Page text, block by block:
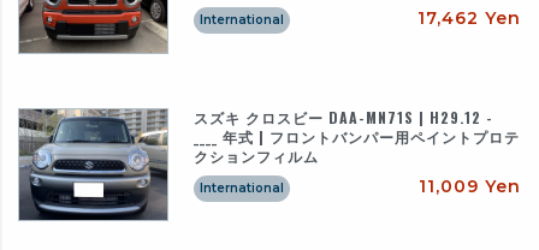
International 17,462 Yen
スズキ クロスビー DAA-MN71S | H29.12 -
____ 年式 | フロントバンパー用ペイントプロテ
クションフィルム
International 11,009 Yen